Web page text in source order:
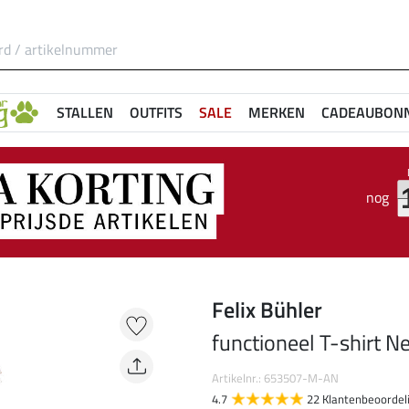
STALLEN OUTFITS SALE MERKEN
nog
Felix Bühler
functioneel T-shirt
Artikelnr.: 653507-M-AN
4.7
22